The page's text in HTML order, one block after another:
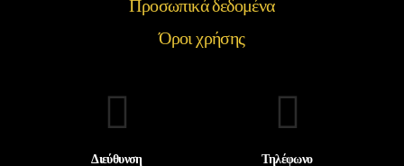
Προσωπικά δεδομένα
Όροι χρήσης
Διεύθυνση Τηλέφωνο